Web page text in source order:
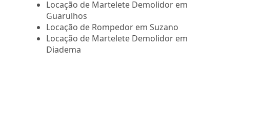
Locação de Martelete Demolidor em
Guarulhos
Locação de Rompedor em Suzano
Locação de Martelete Demolidor em
Diadema